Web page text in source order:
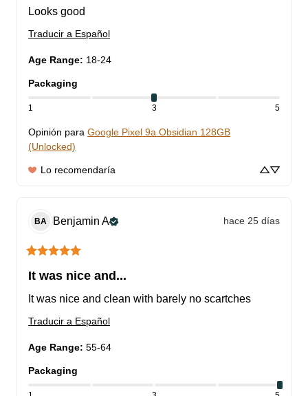
Looks good
Traducir a Español
Age Range: 18-24
Packaging
1 3 5
Opinión para Google Pixel 9a Obsidian 128GB
(Unlocked)
Lo recomendaría
BA Benjamin A hace 25 días
It was nice and...
It was nice and clean with barely no scartches
Traducir a Español
Age Range: 55-64
Packaging